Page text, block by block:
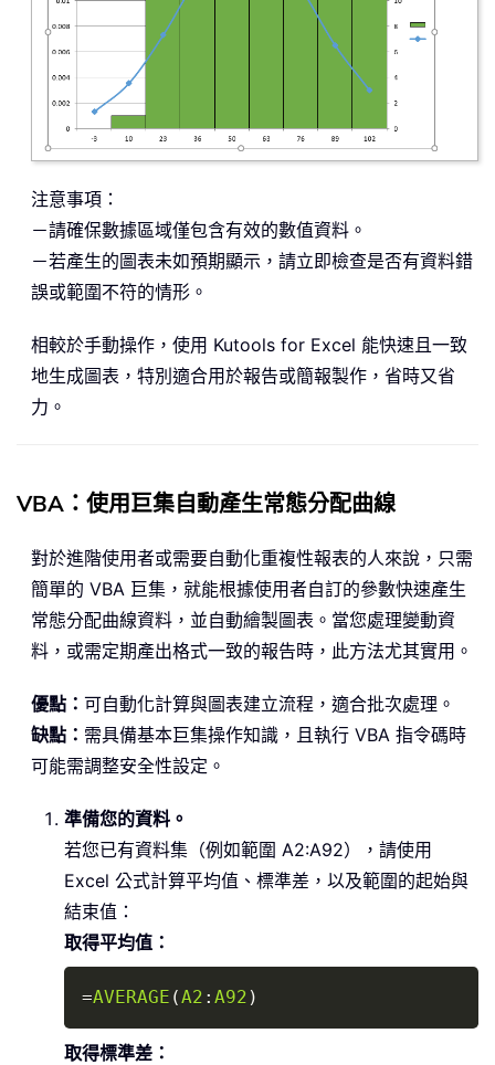
注意事項：
－請確保數據區域僅包含有效的數值資料。
－若產生的圖表未如預期顯示，請立即檢查是否有資料錯
誤或範圍不符的情形。
相較於手動操作，使用 Kutools for Excel 能快速且一致
地生成圖表，特別適合用於報告或簡報製作，省時又省
力。
VBA：使用巨集自動產生常態分配曲線
對於進階使用者或需要自動化重複性報表的人來說，只需
簡單的 VBA 巨集，就能根據使用者自訂的參數快速產生
常態分配曲線資料，並自動繪製圖表。當您處理變動資
料，或需定期產出格式一致的報告時，此方法尤其實用。
優點： 可自動化計算與圖表建立流程，適合批次處理。
缺點： 需具備基本巨集操作知識，且執行 VBA 指令碼時
可能需調整安全性設定。
準備您的資料。
若您已有資料集（例如範圍 A2:A92），請使用
Excel 公式計算平均值、標準差，以及範圍的起始與
結束值：
取得平均值：
=AVERAGE (A2 : A92 )
取得標準差：